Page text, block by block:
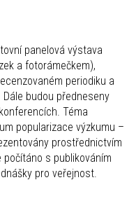
panelová výstava
a fotorámečkem),
periodiku a
budou předneseny
Téma
popularizace výzkumu –
prostřednictvím
s publikováním
pro veřejnost.